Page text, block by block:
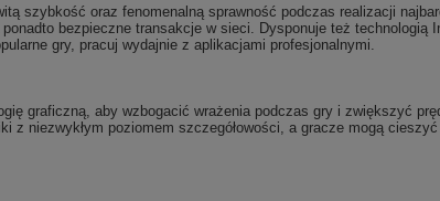
szybkość oraz fenomenalną sprawność podczas realizacji
bezpieczne transakcje w sieci. Dysponuje też technologią
gry, pracuj wydajnie z aplikacjami profesjonalnymi.
graficzną, aby wzbogacić wrażenia podczas gry i zwiększyć
z niezwykłym poziomem szczegółowości, a gracze mogą